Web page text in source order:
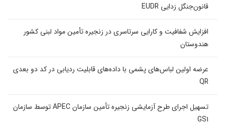
قانون‌جنگل زدایی EUDR
افزایش شفافیت و کارایی سرتاسری در زنجیره تأمین مواد لبنی کشور
هندوستان
عرضه اولین لباس‌های پشمی با داده‌های قابلیت ردیابی در کد دو بعدی
QR
تسهیل اجرای طرح آزمایشی زنجیره تأمین سازمان APEC توسط سازمان
GS1